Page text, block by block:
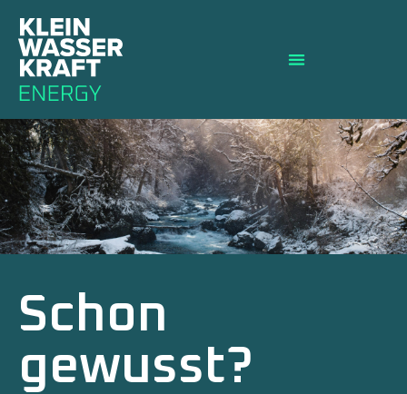
Schon
gewusst?